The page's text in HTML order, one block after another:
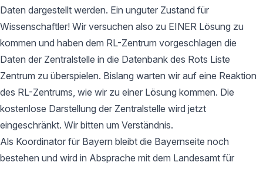
Daten dargestellt werden. Ein unguter Zustand für
Wissenschaftler! Wir versuchen also zu EINER Lösung zu
kommen und haben dem RL-Zentrum vorgeschlagen die
Daten der Zentralstelle in die Datenbank des Rots Liste
Zentrum zu überspielen. Bislang warten wir auf eine Reaktion
des RL-Zentrums, wie wir zu einer Lösung kommen. Die
kostenlose Darstellung der Zentralstelle wird jetzt
eingeschränkt. Wir bitten um Verständnis.
Als Koordinator für Bayern bleibt die Bayernseite noch
bestehen und wird in Absprache mit dem Landesamt für